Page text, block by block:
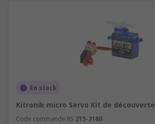
En stock
Kitronik micro Servo Kit de découverte
Code commande RS 215-3180